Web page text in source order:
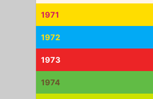
1971
1972
1973
1974